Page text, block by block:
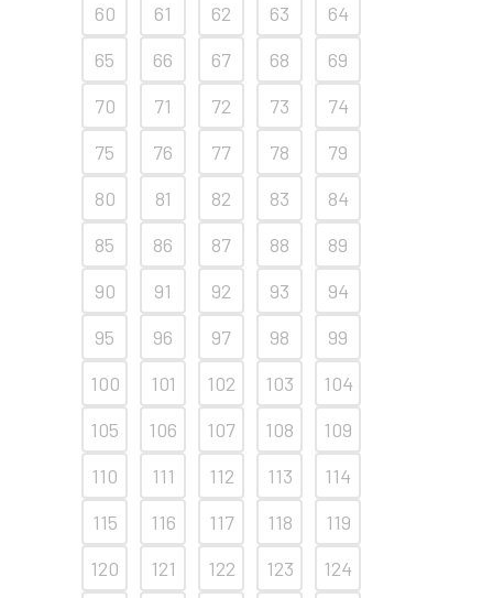
60
61 62 63
64
65
66 67 68
69
70
71 72 73
74
75
76 77 78
79
80
81 82 83
84
85
86 87 88
89
90
91 92 93
94
95
96 97 98
99
100
101 102 103
104
105
106 107 108
109
110
111 112 113
114
115
116 117 118
119
120
121 122 123
124